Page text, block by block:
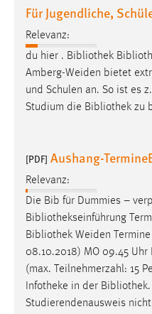
Für Jugendliche,
Relevanz:
du hier . Bibliothek
Amberg-Weiden bietet
und Schulen an. So ist es
Studium die Bibliothek zu
[PDF] Aushang-
Relevanz:
Die Bib für Dummies –
Bibliothekseinführung
Bibliothek Weiden
08.10.2018) MO 09.45
(max. Teilnehmerzahl: 15
Infotheke in der Bibliothek
Studierendenausweis